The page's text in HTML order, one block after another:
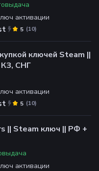
активации
(10)
5
ключей Steam ||
СНГ
активации
(10)
5
|| Steam ключ || РФ +
активации